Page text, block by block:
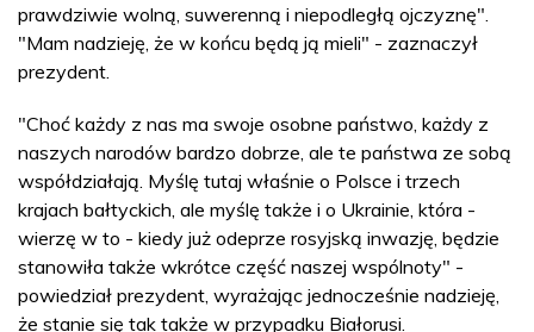
prawdziwie wolną, suwerenną i niepodległą ojczyznę".
"Mam nadzieję, że w końcu będą ją mieli" - zaznaczył
prezydent.
"Choć każdy z nas ma swoje osobne państwo, każdy z
naszych narodów bardzo dobrze, ale te państwa ze sobą
współdziałają. Myślę tutaj właśnie o Polsce i trzech
krajach bałtyckich, ale myślę także i o Ukrainie, która -
wierzę w to - kiedy już odeprze rosyjską inwazję, będzie
stanowiła także wkrótce część naszej wspólnoty" -
powiedział prezydent, wyrażając jednocześnie nadzieję,
że stanie się tak także w przypadku Białorusi.